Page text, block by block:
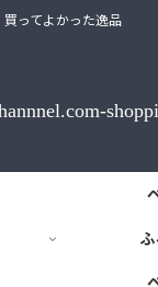
買ってよかった逸品